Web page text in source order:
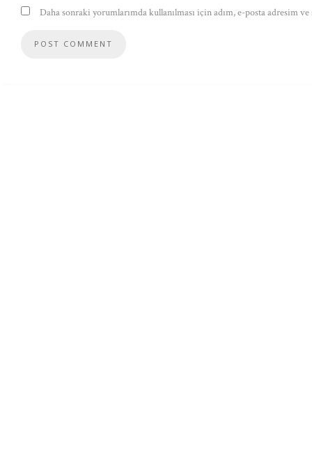
Daha sonraki yorumlarımda kullanılması için adım, e-posta adresim